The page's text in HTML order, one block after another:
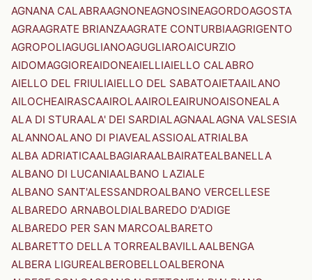
AGNANA CALABRAAGNONEAGNOSINEAGORDOAGOSTA
AGRAAGRATE BRIANZAAGRATE CONTURBIAAGRIGENTO
AGROPOLIAGUGLIANOAGUGLIAROAICURZIO
AIDOMAGGIOREAIDONEAIELLIAIELLO CALABRO
AIELLO DEL FRIULIAIELLO DEL SABATOAIETAAILANO
AILOCHEAIRASCAAIROLAAIROLEAIRUNOAISONEALA
ALA DI STURAALA' DEI SARDIALAGNAALAGNA VALSESIA
ALANNOALANO DI PIAVEALASSIOALATRIALBA
ALBA ADRIATICAALBAGIARAALBAIRATEALBANELLA
ALBANO DI LUCANIAALBANO LAZIALE
ALBANO SANT'ALESSANDROALBANO VERCELLESE
ALBAREDO ARNABOLDIALBAREDO D'ADIGE
ALBAREDO PER SAN MARCOALBARETO
ALBARETTO DELLA TORREALBAVILLAALBENGA
ALBERA LIGUREALBEROBELLOALBERONA